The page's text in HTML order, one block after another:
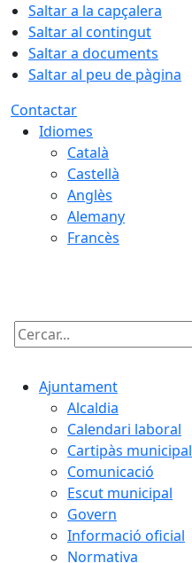
Saltar a la capçalera
Saltar al contingut
Saltar a documents
Saltar al peu de pàgina
Contactar
Idiomes
Català
Castellà
Anglès
Alemany
Francès
Cercar:
Ajuntament
Alcaldia
Calendari laboral
Cartipàs municipal
Comunicació
Escut municipal
Govern
Informació oficial
Normativa